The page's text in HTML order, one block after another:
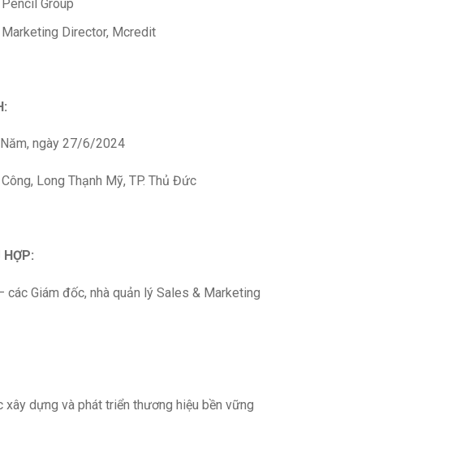
Pencil Group
Director, Mcredit
ngày 27/6/2024
Long Thạnh Mỹ, TP. Thủ Đức
các Giám đốc, nhà quản lý Sales & Marketing
xây dựng và phát triển thương hiệu bền vững